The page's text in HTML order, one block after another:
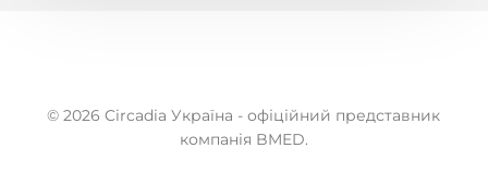
© 2026 Circadia Україна - офіційний представник
компанія BMED.